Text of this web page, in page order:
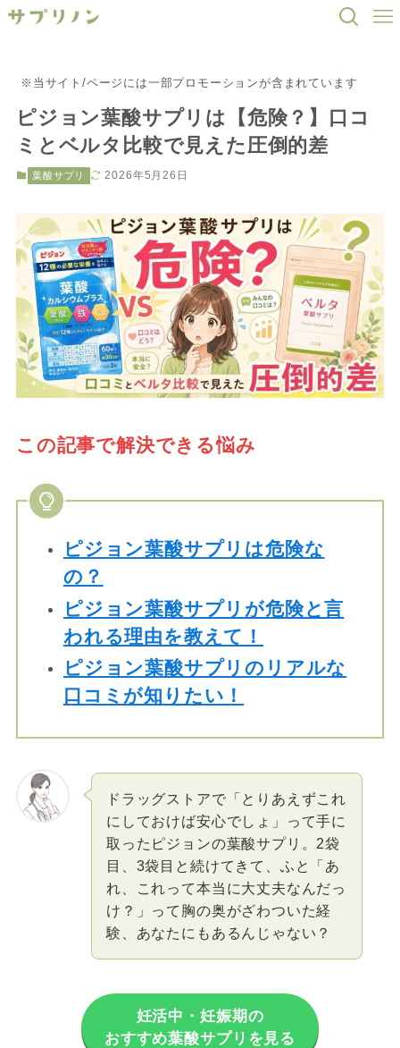
※当サイト/ページには一部プロモーションが含まれています
ピジョン葉酸サプリは【危険？】口コ
ミとベルタ比較で見えた圧倒的差
葉酸サプリ 2026年5月26日
この記事で解決できる悩み
ピジョン葉酸サプリは危険な
の？
ピジョン葉酸サプリが危険と言
われる理由を教えて！
ピジョン葉酸サプリのリアルな
口コミが知りたい！
ドラッグストアで「とりあえずこれ
にしておけば安心でしょ」って手に
取ったピジョンの葉酸サプリ。2袋
目、3袋目と続けてきて、ふと「あ
れ、これって本当に大丈夫なんだっ
け？」って胸の奥がざわついた経
験、あなたにもあるんじゃない？
妊活中・妊娠期の
おすすめ葉酸サプリを見る